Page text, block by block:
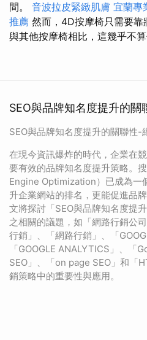
間。 音波拉皮緊緻肌膚 宜蘭專
推薦 然而，4D按摩椅只需要靠
與其他按摩椅相比，這幾乎不算
SEO與品牌知名度提升的關
SEO與品牌知名度提升的關聯性-
在現今資訊爆炸的時代，企業在
要有效的品牌知名度提升策略。
Engine Optimization）已成為一
升企業網站的排名，更能促進品
文將探討「SEO與品牌知名度提
之相關的議題，如「網路行銷公
行銷」、「網路行銷」、「
「GOOGLE ANALYTICS」、「
SEO」、「on page SEO」和「
銷策略中的重要性與應用。